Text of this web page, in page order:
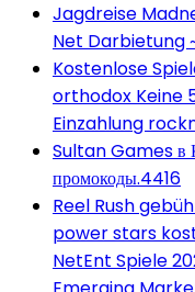
Jagdreise
Net Darbietung
Kostenlose
orthodox Keine
Einzahlung
Sultan Games в
промокоды.4416
Reel Rush
power stars
NetEnt Spiele